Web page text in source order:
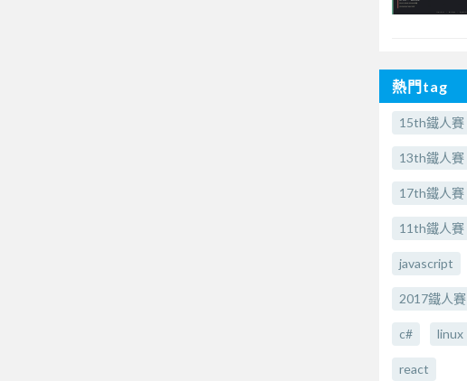
熱門tag
15th鐵人賽
13th鐵人賽
17th鐵人賽
11th鐵人賽
javascript
2017鐵人賽
c# linux
react